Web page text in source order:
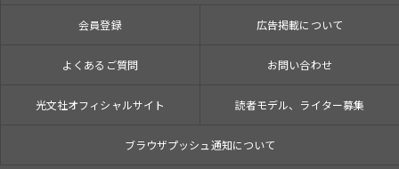
会員登録 広告掲載について
よくあるご質問 お問い合わせ
光文社オフィシャルサイト 読者モデル、ライター募集
ブラウザプッシュ通知について